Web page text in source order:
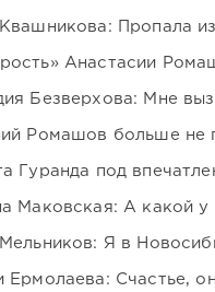
Пропала
Анастасии
Безверхова: Мне
Ромашов больше не
Гуранда под
Маковская: А какой у
Я в
Ермолаева: Счастье,